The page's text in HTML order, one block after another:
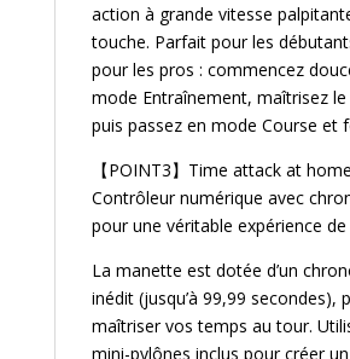
action à grande vitesse
touche. Parfait pour les
pour les pros : commencez
mode Entraînement, maîtrisez
puis passez en mode Course et
【POINT3】Time attack at
Contrôleur numérique avec
pour une véritable expérience
La manette est dotée d’un
inédit (jusqu’à 99,99 secondes),
maîtriser vos temps au tour.
mini-pylônes inclus pour créer